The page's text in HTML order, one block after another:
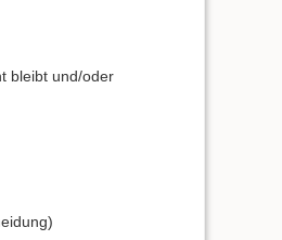
bleibt und/oder